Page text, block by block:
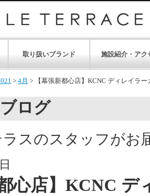
取り扱いブランド 施設紹介・アク
> 4月 > 【幕張新都心店】KCNC ディレイラ
ログ
スのスタッフがお
心店】KCNC